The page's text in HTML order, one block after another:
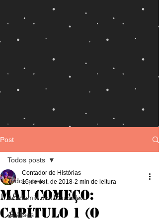
Post
Todos posts
Academia dos Cruzados
Análises
Todos posts
Mau Começo:
Capítulo 1 (O
Contador de Histórias
15 de out. de 2018 2 min de leitura